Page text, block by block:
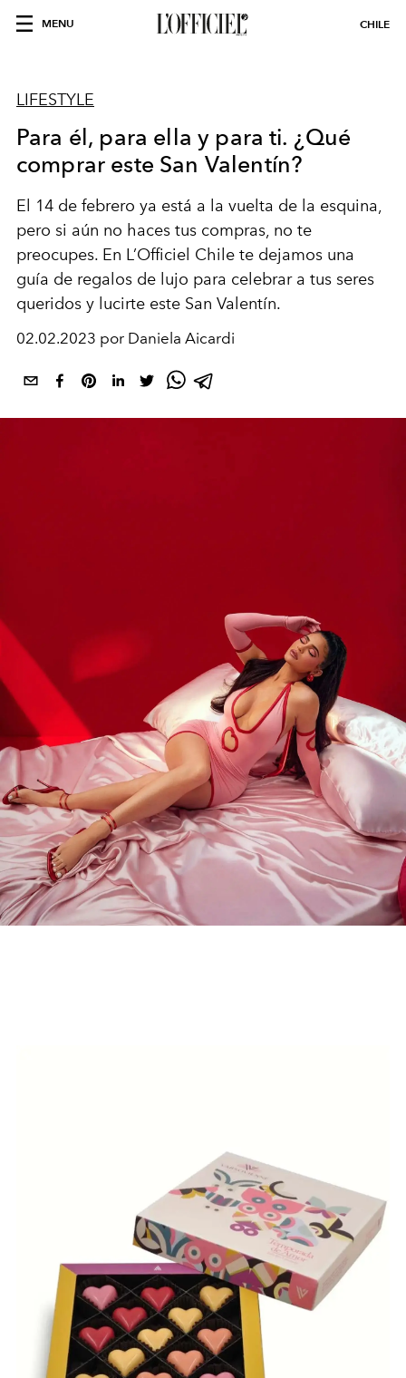
MENU CHILE
LIFESTYLE
Para él, para ella y para ti. ¿Qué
comprar este San Valentín?
El 14 de febrero ya está a la vuelta de la esquina,
pero si aún no haces tus compras, no te
preocupes. En L’Officiel Chile te dejamos una
guía de regalos de lujo para celebrar a tus seres
queridos y lucirte este San Valentín.
02.02.2023 por Daniela Aicardi